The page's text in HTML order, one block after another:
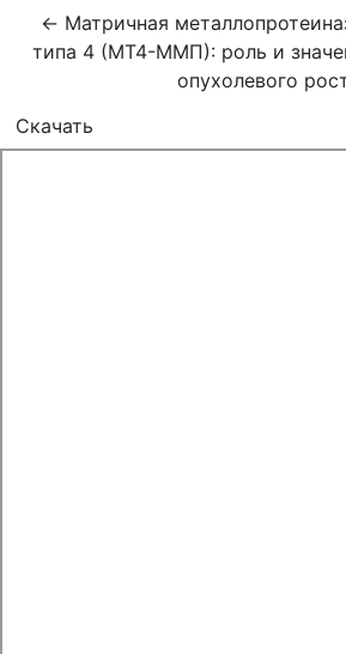
← Вернуться к Подробностям
Матричная
типа 4 (MT4-MMП): роль и
опухолевого
Скачать